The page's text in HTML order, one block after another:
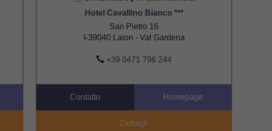
Hotel Cavallino Bianco ***
San Pietro 16
I-39040 Laion - Val Gardena
+39 0471 796 244
Contatto Homepage
Dettagli